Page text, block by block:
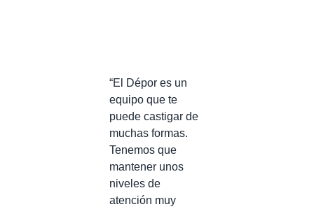
“El Dépor es un
equipo que te
puede castigar de
muchas formas.
Tenemos que
mantener unos
niveles de
atención muy